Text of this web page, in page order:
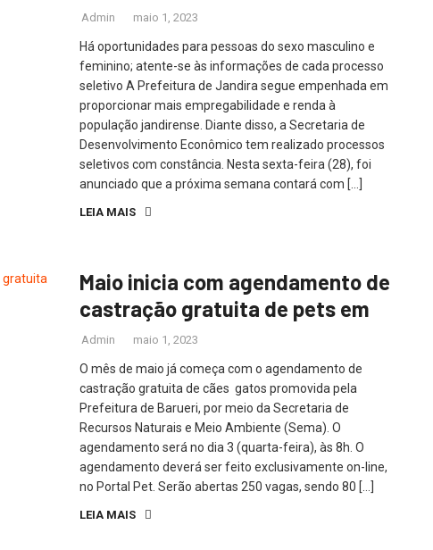
Admin maio 1, 2023
Há oportunidades para pessoas do sexo masculino e
feminino; atente-se às informações de cada processo
seletivo A Prefeitura de Jandira segue empenhada em
proporcionar mais empregabilidade e renda à
população jandirense. Diante disso, a Secretaria de
Desenvolvimento Econômico tem realizado processos
seletivos com constância. Nesta sexta-feira (28), foi
anunciado que a próxima semana contará com […]
LEIA MAIS
Maio inicia com agendamento de
castração gratuita de pets em
Admin maio 1, 2023
O mês de maio já começa com o agendamento de
castração gratuita de cães gatos promovida pela
Prefeitura de Barueri, por meio da Secretaria de
Recursos Naturais e Meio Ambiente (Sema). O
agendamento será no dia 3 (quarta-feira), às 8h. O
agendamento deverá ser feito exclusivamente on-line,
no Portal Pet. Serão abertas 250 vagas, sendo 80 […]
LEIA MAIS